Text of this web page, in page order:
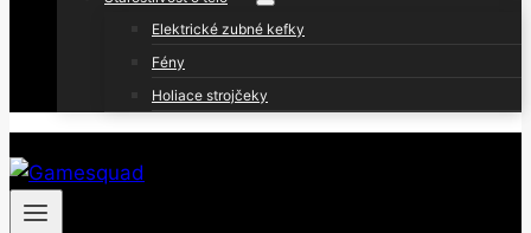
Elektrické zubné kefky
Fény
Holiace strojčeky